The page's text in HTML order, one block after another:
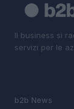
Il business si
servizi per le
b2b News